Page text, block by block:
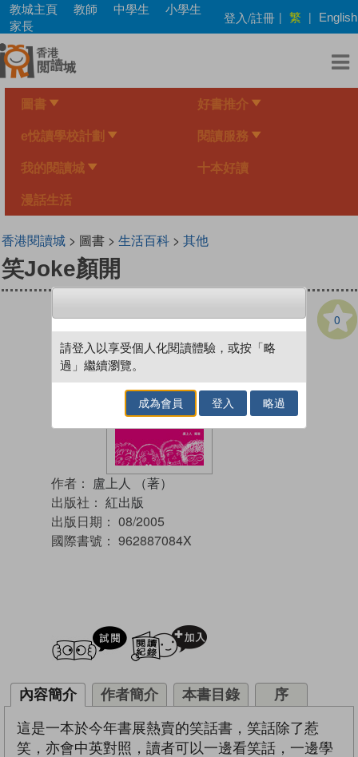
Skip
main
content
教城主頁 教師 中學生
小學生
家長
登入/註冊 | 繁 | English
圖書 好書推介
e悅讀學校計劃 閱讀服務
我的閱讀城 十本好讀
漫話生活
香港閱讀城> 圖書 > 生活百科> 其他
笑Joke顏開
0
作者： 盧上人 （著）
出版社： 紅出版
出版日期： 08/2005
國際書號： 962887084X
試閲
內容簡介 作者簡介 本書目錄 序
這是一本於今年書展熱賣的笑話書，笑話除了惹
笑，亦會中英對照，讀者可以一邊看笑話，一邊學
請登入以享受個人化閱讀體驗，或按「略
過」繼續瀏覽。
成為會員 登入 略過